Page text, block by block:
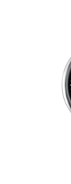
VŠE O